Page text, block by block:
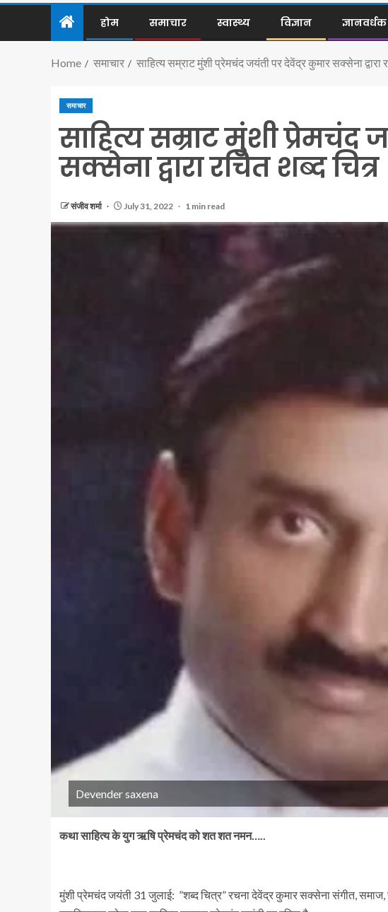
होम समाचार स्वास्थ्य विज्ञान
Home समाचार साहित्य सम्राट मुंशी प्रेमचंद जयंती पर देवेंद्र कुमार सक्सेना द्वारा
समाचार
साहित्य सम्राट मुंशी प्रेमचंद
सक्सेना द्वारा रचित शब्द चित्र
संजीव शर्मा July 31, 2022 1 min read
Devender saxena
कथा साहित्य के युग ऋषि प्रेमचंद को शत शत नमन…..
मुंशी प्रेमचंद जयंती 31 जुलाई: ”शब्द चित्र” रचना देवेंद्र कुमार सक्सेना संगीत,